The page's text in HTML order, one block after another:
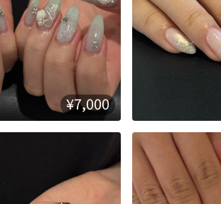
¥7,000